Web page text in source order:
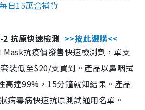
日15萬盒補貨
2 抗原快速檢測 >>按此選購<<
Mask抗疫價發售快速檢測劑，單支
裝低至$20/支買到。產品以鼻咽拭
高達99%，15分鐘就知結果。產品
病毒病快速抗原測試通用名單。